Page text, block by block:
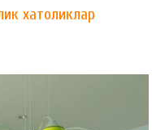
хатоликлар